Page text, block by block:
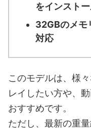
をインスト
32GBのメモ
対応
このモデルは、様
レイしたい方や、
おすすめです。
ただし、最新の重